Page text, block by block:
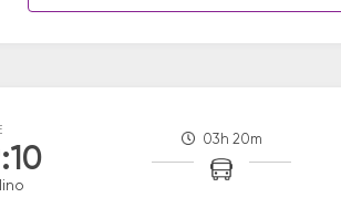
03h 20m